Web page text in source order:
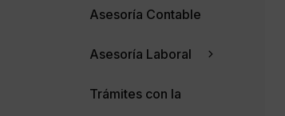
Asesoría Contable
Asesoría Laboral
Trámites con la